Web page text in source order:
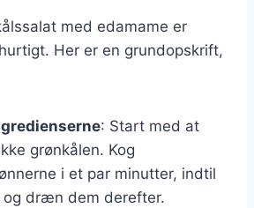
med edamame er
Her er en grundopskrift,
: Start med at
grønkålen. Kog
i et par minutter, indtil
og dræn dem derefter.